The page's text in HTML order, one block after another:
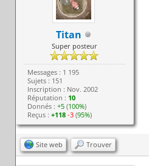
Titan
Super posteur
Messages : 1 195
Sujets : 151
Inscription : Nov. 2002
Réputation : 10
Donnés : +5(100%)
Reçus : +118 -3(95%)
Site web Trouver